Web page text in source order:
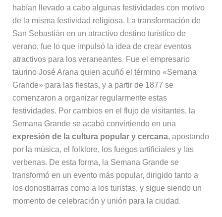
habían llevado a cabo algunas festividades con motivo
de la misma festividad religiosa. La transformación de
San Sebastián en un atractivo destino turístico de
verano, fue lo que impulsó la idea de crear eventos
atractivos para los veraneantes. Fue el empresario
taurino José Arana quien acuñó el término «Semana
Grande» para las fiestas, y a partir de 1877 se
comenzaron a organizar regularmente estas
festividades. Por cambios en el flujo de visitantes, la
Semana Grande se acabó convirtiendo en una
expresión de la cultura popular y cercana, apostando
por la música, el folklore, los fuegos artificiales y las
verbenas. De esta forma, la Semana Grande se
transformó en un evento más popular, dirigido tanto a
los donostiarras como a los turistas, y sigue siendo un
momento de celebración y unión para la ciudad.